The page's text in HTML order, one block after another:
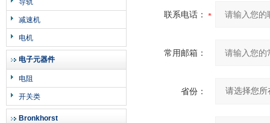
导轨
减速机
电机
电子元器件
电阻
开关类
Bronkhorst
联系电话：
常用邮箱：
省份：